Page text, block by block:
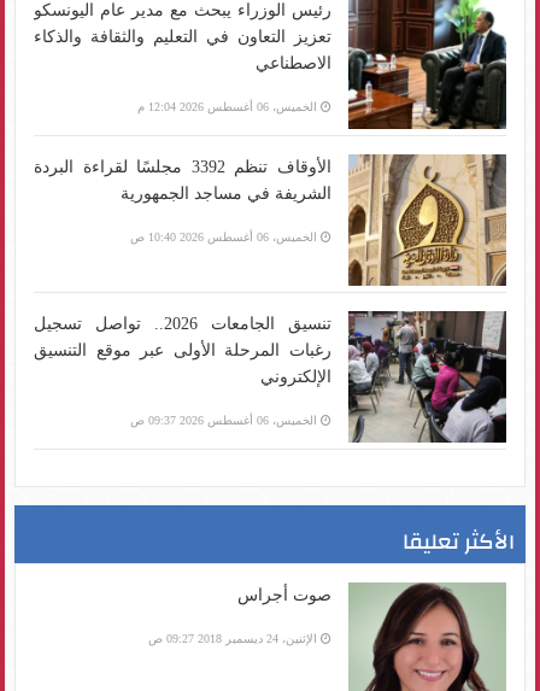
رئيس الوزراء يبحث مع مدير عام اليونسكو
تعزيز التعاون في التعليم والثقافة والذكاء
الاصطناعي
الخميس، 06 أغسطس 2026 12:04 م
الأوقاف تنظم 3392 مجلسًا لقراءة البردة
الشريفة في مساجد الجمهورية
الخميس، 06 أغسطس 2026 10:40 ص
تنسيق الجامعات 2026.. تواصل تسجيل
رغبات المرحلة الأولى عبر موقع التنسيق
الإلكتروني
الخميس، 06 أغسطس 2026 09:37 ص
الأكثر تعليقا
صوت أجراس
الإثنين، 24 ديسمبر 2018 09:27 ص